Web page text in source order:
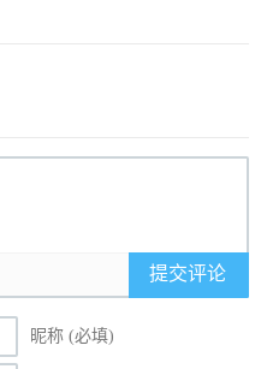
提交评论
昵称 (必填)